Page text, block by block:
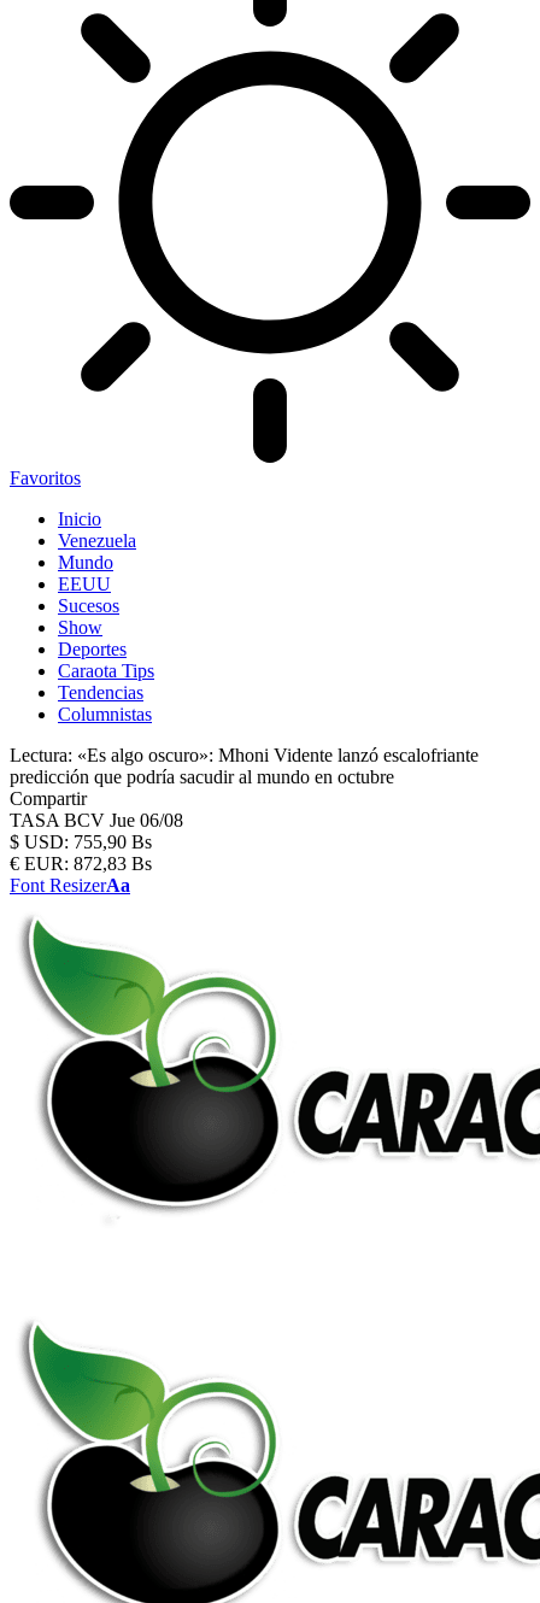
Favoritos
Inicio
Venezuela
Mundo
EEUU
Sucesos
Show
Deportes
Caraota Tips
Tendencias
Columnistas
Lectura: «Es algo oscuro»: Mhoni Vidente lanzó escalofriante
predicción que podría sacudir al mundo en octubre
Compartir
TASA BCV Jue 06/08
$ USD: 755,90 Bs
€ EUR: 872,83 Bs
Font ResizerAa